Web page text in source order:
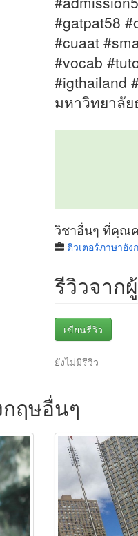
#gatpat58
#cuaat
#vocab
#igthailand
มหาวิทยาลั
วิชาอื่นๆ ที่คุณ
ติวเตอร์ภาษาอั
รีวิวจาก
เขียนรีวิว
ยังไม่มีรีวิว
ฤษอื่นๆ